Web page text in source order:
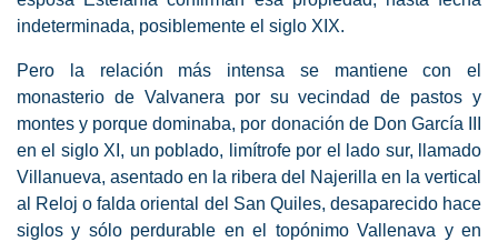
indeterminada, posiblemente el siglo XIX.
Pero la relación más intensa se mantiene con el
monasterio de Valvanera por su vecindad de pastos y
montes y porque dominaba, por donación de Don García III
en el siglo XI, un poblado, limítrofe por el lado sur, llamado
Villanueva, asentado en la ribera del Najerilla en la vertical
al Reloj o falda oriental del San Quiles, desaparecido hace
siglos y sólo perdurable en el topónimo Vallenava y en